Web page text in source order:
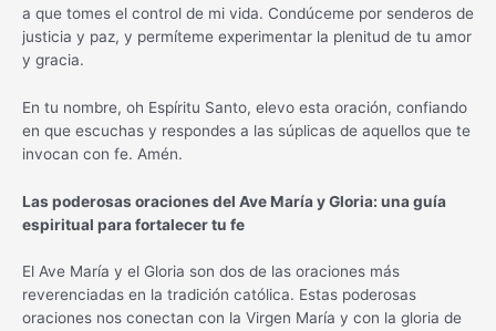
a que tomes el control de mi vida. Condúceme por senderos de
justicia y paz, y permíteme experimentar la plenitud de tu amor
y gracia.
En tu nombre, oh Espíritu Santo, elevo esta oración, confiando
en que escuchas y respondes a las súplicas de aquellos que te
invocan con fe. Amén.
Las poderosas oraciones del Ave María y Gloria: una guía
espiritual para fortalecer tu fe
El Ave María y el Gloria son dos de las oraciones más
reverenciadas en la tradición católica. Estas poderosas
oraciones nos conectan con la Virgen María y con la gloria de